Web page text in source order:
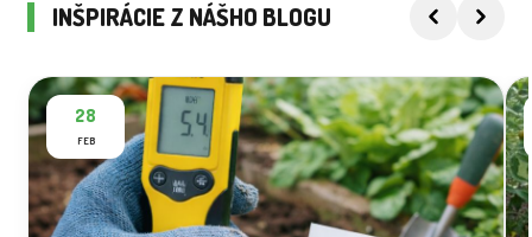
INŠPIRÁCIE Z NÁŠHO BLOGU
28
FEB